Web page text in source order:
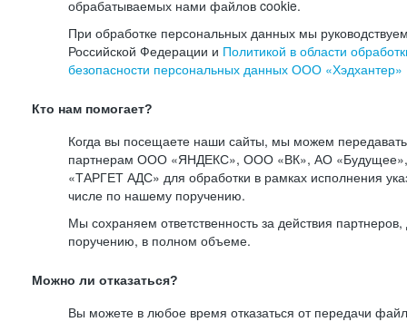
обрабатываемых нами файлов cookie.
При обработке персональных данных мы
Российской Федерации и Политикой в области
безопасности персональных данных ООО «Хэдхантер»
Кто нам помогает?
Когда вы посещаете наши сайты, мы можем
партнерам ООО «ЯНДЕКС», ООО «ВК», АО
«ТАРГЕТ АДС» для обработки в рамках исполнения
числе по нашему поручению.
Мы сохраняем ответственность за действия
поручению, в полном объеме.
Можно ли отказаться?
Вы можете в любое время отказаться от передачи